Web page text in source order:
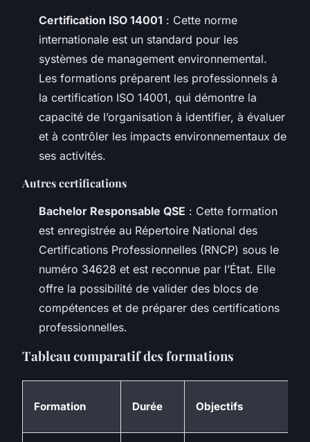
Certification ISO 14001 : Cette norme
internationale est un standard pour les
systèmes de management environnemental.
Les formations préparent les professionnels à
la certification ISO 14001, qui démontre la
capacité de l’organisation à identifier, à évaluer
et à contrôler les impacts environnementaux de
ses activités.
Autres certifications
Bachelor Responsable QSE : Cette formation
est enregistrée au Répertoire National des
Certifications Professionnelles (RNCP) sous le
numéro 34628 et est reconnue par l’État. Elle
offre la possibilité de valider des blocs de
compétences et de préparer des certifications
professionnelles.
Tableau comparatif des formations
Formation Durée Objectifs